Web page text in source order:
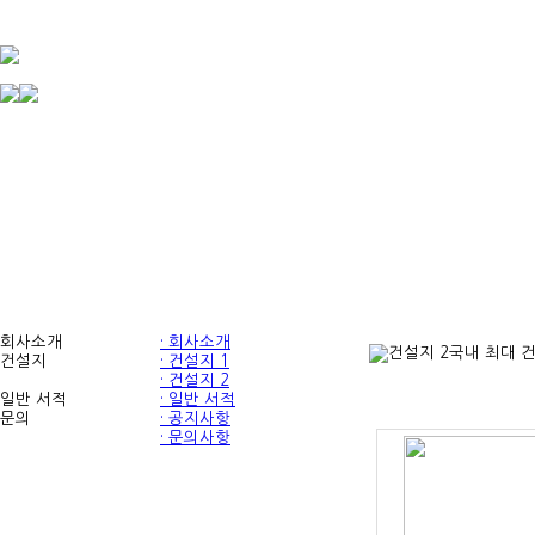
회사소개
· 회사소개
건설지
· 건설지 1
· 건설지 2
일반 서적
· 일반 서적
문의
· 공지사항
· 문의사항
건설지 2국내 최대